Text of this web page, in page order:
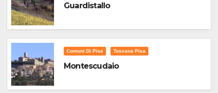
Guardistallo
Comuni Di Pisa Toscana Pisa
Montescudaio